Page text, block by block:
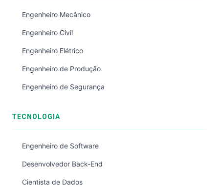
Engenheiro Mecânico
Engenheiro Civil
Engenheiro Elétrico
Engenheiro de Produção
Engenheiro de Segurança
TECNOLOGIA
Engenheiro de Software
Desenvolvedor Back-End
Cientista de Dados